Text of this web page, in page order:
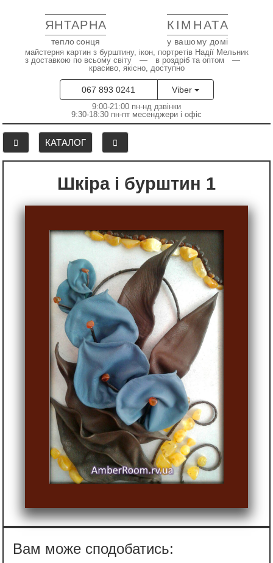
ЯНТАРНА КІМНАТА
тепло сонця у вашому домі
майстерня картин з бурштину, ікон, портретів Надії Мельник
з доставкою по всьому світу — в роздріб та оптом —
красиво, якісно, доступно
067 893 0241 Viber
9:00-21:00 пн-нд дзвінки
9:30-18:30 пн-пт месенджери і офіс
КАТАЛОГ
Шкіра і бурштин 1